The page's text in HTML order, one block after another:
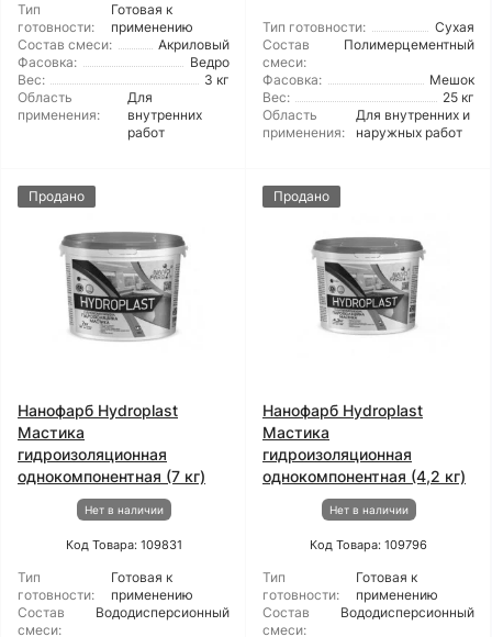
Тип
готовности:
Готовая к
применению
Состав смеси:
Акриловый
Фасовка:
Ведро
Вес:
3 кг
Область
применения:
Для
внутренних
работ
Тип готовности:
Сухая
Состав
смеси:
Полимерцементный
Фасовка:
Мешок
Вес:
25 кг
Область
применения:
Для внутренних и
наружных работ
Продано
Нанофарб Hydroplast
Мастика
гидроизоляционная
однокомпонентная (7 кг)
Нет в наличии
Код Товара: 109831
Тип
готовности:
Готовая к
применению
Состав
смеси:
Вододисперсионный
Продано
Нанофарб Hydroplast
Мастика
гидроизоляционная
однокомпонентная (4,2 кг)
Нет в наличии
Код Товара: 109796
Тип
готовности:
Готовая к
применению
Состав
смеси:
Вододисперсионный